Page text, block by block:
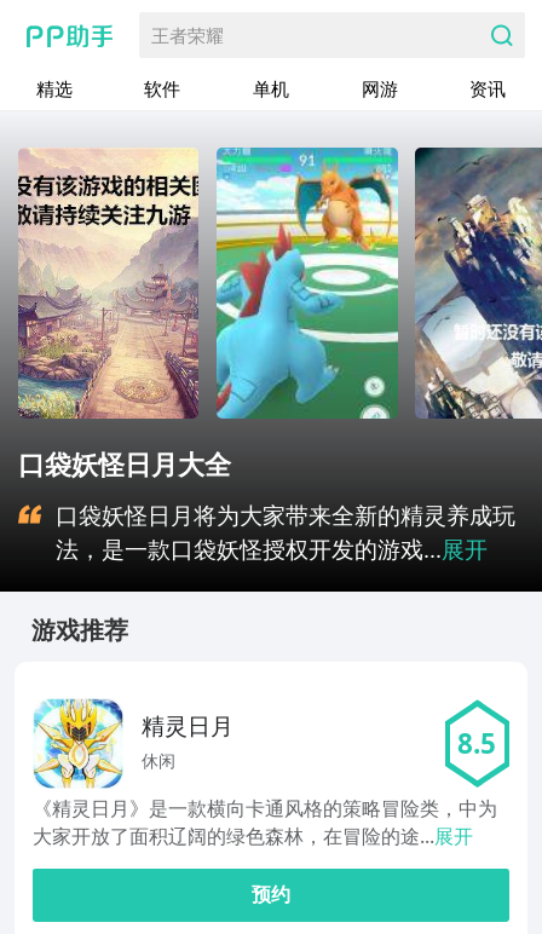
王者荣耀
精选 软件 单机 网游 资讯
口袋妖怪日月大全
口袋妖怪日月将为大家带来全新的精灵养成玩
法，是一款口袋妖怪授权开发的游戏...展开
游戏推荐
精灵日月
休闲 8.5
《精灵日月》是一款横向卡通风格的策略冒险类，中为
大家开放了面积辽阔的绿色森林，在冒险的途...展开
预约